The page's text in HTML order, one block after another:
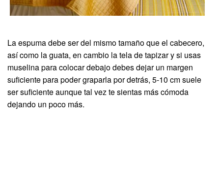
La espuma debe ser del mismo tamaño que el cabecero,
así como la guata, en cambio la tela de tapizar y si usas
muselina para colocar debajo debes dejar un margen
suficiente para poder graparla por detrás, 5-10 cm suele
ser suficiente aunque tal vez te sientas más cómoda
dejando un poco más.